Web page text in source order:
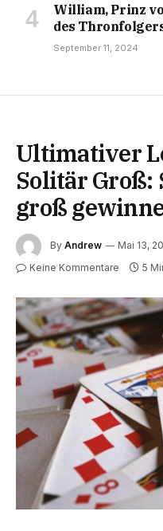
William, Prinz
des
September 11, 2024
Ultimativer
Solitär Groß:
groß
By Andrew Mai 13,
Keine Kommentare 5